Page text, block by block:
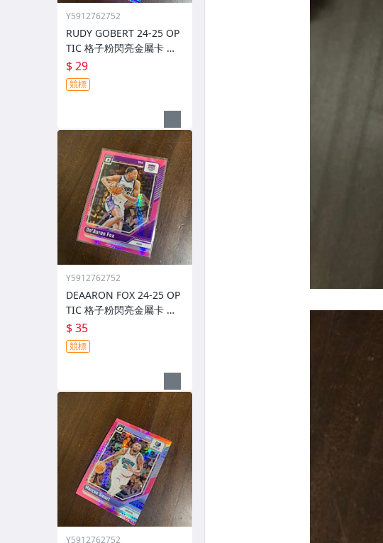
Y5912762752
RUDY GOBERT 24-25 OP
TIC 格子粉閃亮金屬卡 編
$ 29
競標
Y5912762752
DEAARON FOX 24-25 OP
TIC 格子粉閃亮金屬卡 編
$ 35
競標
Y5912762752